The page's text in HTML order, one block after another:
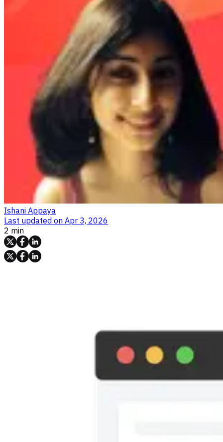
Ishani Appaya
Last updated on Apr 3, 2026
2 min